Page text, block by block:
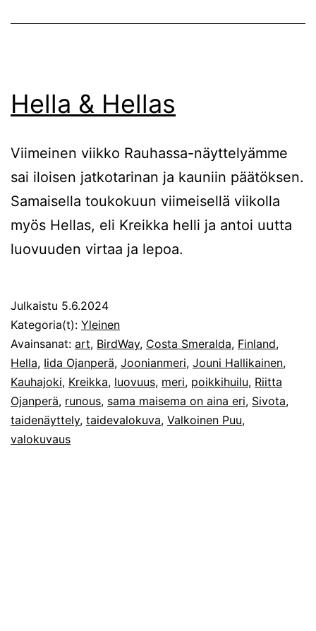
Hella & Hellas
Viimeinen viikko Rauhassa-näyttelyämme
sai iloisen jatkotarinan ja kauniin päätöksen.
Samaisella toukokuun viimeisellä viikolla
myös Hellas, eli Kreikka helli ja antoi uutta
luovuuden virtaa ja lepoa.
Julkaistu 5.6.2024
Kategoria(t): Yleinen
Avainsanat: art, BirdWay, Costa Smeralda, Finland,
Hella, Iida Ojanperä, Joonianmeri, Jouni Hallikainen,
Kauhajoki, Kreikka, luovuus, meri, poikkihuilu, Riitta
Ojanperä, runous, sama maisema on aina eri, Sivota,
taidenäyttely, taidevalokuva, Valkoinen Puu,
valokuvaus